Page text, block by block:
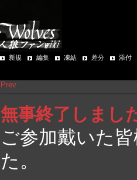
新規 編集 凍結 差分 添付
Prev
無事終了しまし
ご参加戴いた
た。